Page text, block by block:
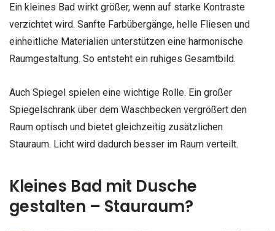
Ein kleines Bad wirkt größer, wenn auf starke Kontraste
verzichtet wird. Sanfte Farbübergänge, helle Fliesen und
einheitliche Materialien unterstützen eine harmonische
Raumgestaltung. So entsteht ein ruhiges Gesamtbild.
Auch Spiegel spielen eine wichtige Rolle. Ein großer
Spiegelschrank über dem Waschbecken vergrößert den
Raum optisch und bietet gleichzeitig zusätzlichen
Stauraum. Licht wird dadurch besser im Raum verteilt.
Kleines Bad mit Dusche
gestalten – Stauraum?